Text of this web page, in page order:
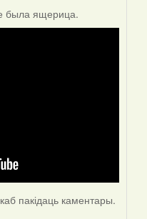
была ящерица.
каб пакідаць каментары.